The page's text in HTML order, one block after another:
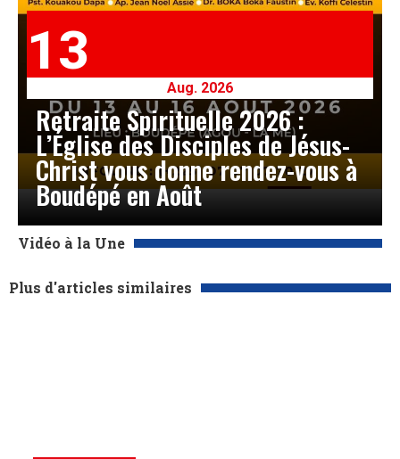
13
Aug. 2026
Retraite Spirituelle 2026 :
L’Église des Disciples de Jésus-
Christ vous donne rendez-vous à
Boudépé en Août
Vidéo à la Une
Plus d'articles similaires